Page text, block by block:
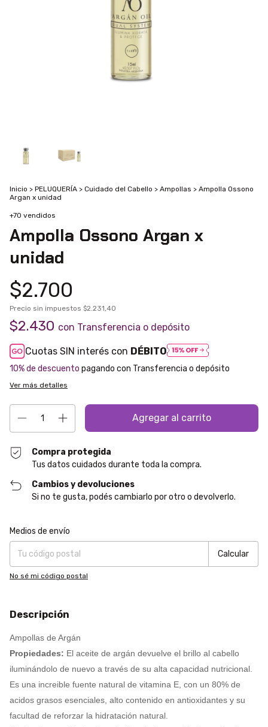
Inicio > PELUQUERÍA > Cuidado del Cabello > Ampollas > Ampolla Ossono
Argan x unidad
+70 vendidos
Ampolla Ossono Argan x
unidad
$2.700
Precio sin impuestos $2.231,40
$2.430 con Transferencia o depósito
Cuotas SIN interés con DÉBITO
10% de descuento pagando con Transferencia o depósito
Ver más detalles
Compra protegida
Tus datos cuidados durante toda la compra.
Cambios y devoluciones
Si no te gusta, podés cambiarlo por otro o devolverlo.
Entregas para el CP:
Medios de envío
Calcular
No sé mi código postal
Descripción
Ampollas de Argán
Propiedades: El aceite de argán devuelve el brillo al cabello
iluminándolo de nuevo a través de su alta capacidad nutricional.
Es una increible fuente natural de vitamina E, con un 80% de
acidos grasos esenciales, alto contenido en antioxidantes y su
facultad de reforzar la hidratación natural.